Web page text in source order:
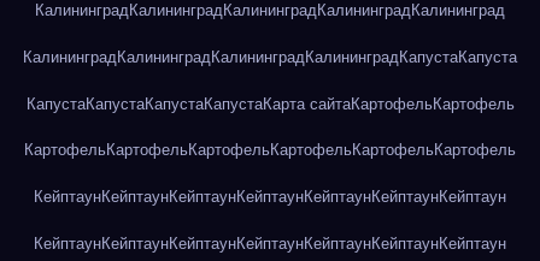
КалининградКалининградКалининградКалининградКалининград
Калининград Калининград Калининград Калининград КапустаКапуста
КапустаКапустаКапустаКапустаКарта сайтаКартофельКартофель
КартофельКартофельКартофельКартофельКартофельКартофель
КейптаунКейптаунКейптаунКейптаунКейптаунКейптаунКейптаун
КейптаунКейптаунКейптаунКейптаунКейптаунКейптаунКейптаун